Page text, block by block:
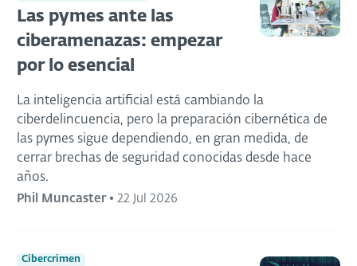
Las pymes ante las
ciberamenazas: empezar
por lo esencial
La inteligencia artificial está cambiando la
ciberdelincuencia, pero la preparación cibernética de
las pymes sigue dependiendo, en gran medida, de
cerrar brechas de seguridad conocidas desde hace
años.
Phil Muncaster• 22 Jul 2026
Cibercrimen